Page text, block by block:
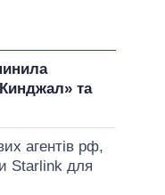
та
агентів рф,
Starlink для